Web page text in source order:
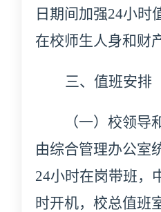
日期间加强24小时
在校师生人身和财
三、值班安排
（一）校领导
由综合管理办公室
24小时在岗带班，
时开机，校总值班